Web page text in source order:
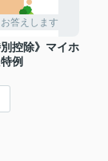
答えします
別控除》マイホ
例